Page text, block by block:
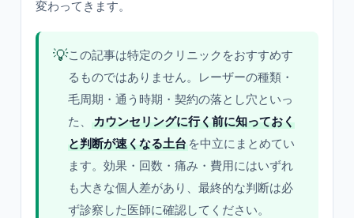
変わってきます。
💡この記事は特定のクリニックをおすすめす
るものではありません。レーザーの種類・
毛周期・通う時期・契約の落とし穴といっ
た、
カウンセリングに行く前に知っておく
と判断が速くなる土台 を中立にまとめてい
ます。効果・回数・痛み・費用にはいずれ
も大きな個人差があり、最終的な判断は必
ず診察した医師に確認してください。